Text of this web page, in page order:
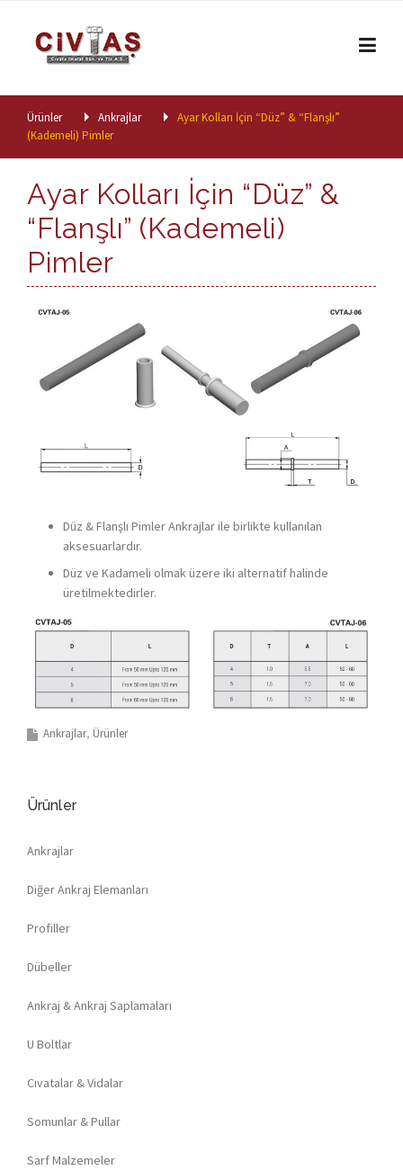
Ürünler Ankrajlar
Ayar Kolları İçin “Düz” & “Flanşlı”
(Kademeli) Pimler
Ayar Kolları İçin “Düz” &
“Flanşlı” (Kademeli)
Pimler
Düz & Flanşlı Pimler Ankrajlar ile birlikte kullanılan
aksesuarlardır.
Düz ve Kadameli olmak üzere iki alternatif halinde
üretilmektedirler.
Ankrajlar Ürünler
Ürünler
Ankrajlar
Diğer Ankraj Elemanları
Profiller
Dübeller
Ankraj & Ankraj Saplamaları
U Boltlar
Cıvatalar & Vidalar
Somunlar & Pullar
Sarf Malzemeler